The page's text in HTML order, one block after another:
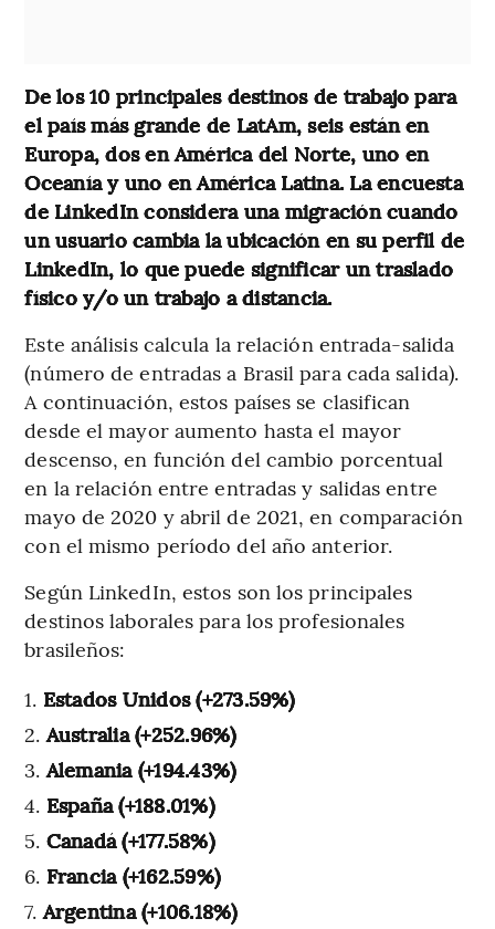
De los 10 principales destinos de trabajo para
el país más grande de LatAm, seis están en
Europa, dos en América del Norte, uno en
Oceanía y uno en América Latina. La encuesta
de LinkedIn considera una migración cuando
un usuario cambia la ubicación en su perfil de
LinkedIn, lo que puede significar un traslado
físico y/o un trabajo a distancia.
Este análisis calcula la relación entrada-salida
(número de entradas a Brasil para cada salida).
A continuación, estos países se clasifican
desde el mayor aumento hasta el mayor
descenso, en función del cambio porcentual
en la relación entre entradas y salidas entre
mayo de 2020 y abril de 2021, en comparación
con el mismo período del año anterior.
Según LinkedIn, estos son los principales
destinos laborales para los profesionales
brasileños:
Estados Unidos (+273.59%)
Australia (+252.96%)
Alemania (+194.43%)
España (+188.01%)
Canadá (+177.58%)
Francia (+162.59%)
Argentina (+106.18%)